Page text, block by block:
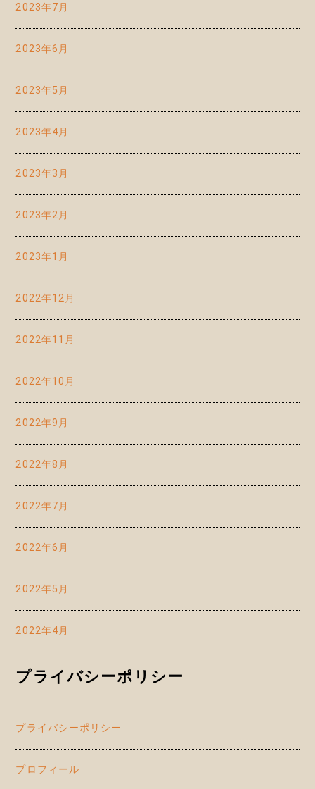
2023年7月
2023年6月
2023年5月
2023年4月
2023年3月
2023年2月
2023年1月
2022年12月
2022年11月
2022年10月
2022年9月
2022年8月
2022年7月
2022年6月
2022年5月
2022年4月
プライバシーポリシー
プライバシーポリシー
プロフィール